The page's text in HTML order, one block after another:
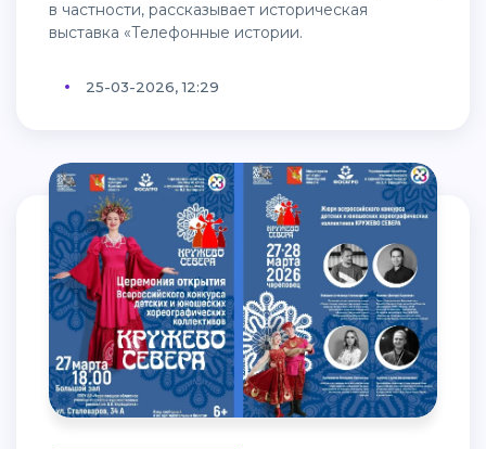
в частности, рассказывает историческая
выставка «Телефонные истории.
25-03-2026, 12:29